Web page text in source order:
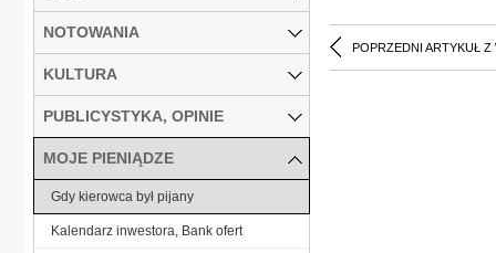
POPRZEDNI ARTYKUŁ Z
NOTOWANIA
KULTURA
PUBLICYSTYKA, OPINIE
MOJE PIENIĄDZE
Gdy kierowca był pijany
Kalendarz inwestora, Bank ofert